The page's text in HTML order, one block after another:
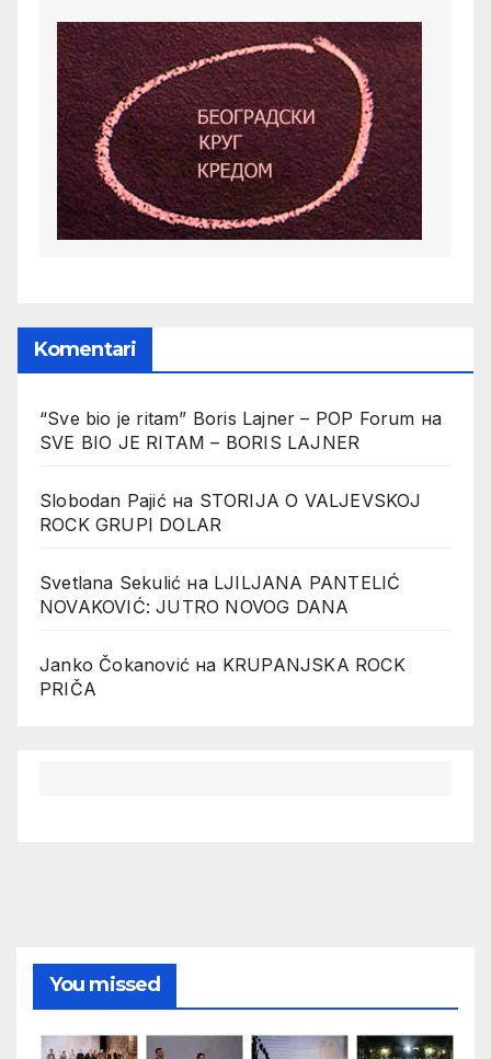
Komentari
“Sve bio je ritam” Boris Lajner – POP Forum на
SVE BIO JE RITAM – BORIS LAJNER
Slobodan Pajićна STORIJA O VALJEVSKOJ
ROCK GRUPI DOLAR
Svetlana Sekulić на LJILJANA PANTELIĆ
NOVAKOVIĆ: JUTRO NOVOG DANA
Janko Čokanović на KRUPANJSKA ROCK
PRIČA
You missed